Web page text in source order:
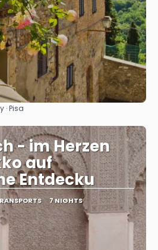
See
· Pisa
- im Herzen
auf
Entdecku
7 NIGHTS